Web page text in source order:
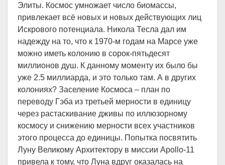
Элиты. Космос умножает число биомассы,
привлекает всё новых и новых действующих лиц
Искрового потенциала. Никола Тесла дал им
надежду на то, что к 1970-м годам на Марсе уже
можно иметь колонию в сорок-пятьдесят
миллионов душ. К данному моменту их было бы
уже 2.5 миллиарда, и это только там. А в других
колониях? Заселение Космоса – план по
переводу Гэба из третьей мерности в единицу
через растаскивание дживы по иллюзорному
космосу и снижению мерности всех участников
этого процесса до единицы. Попытка посвятить
Луну Великому Архитектору в миссии Apollo-11
привела к тому, что Луна вдруг оказалась на